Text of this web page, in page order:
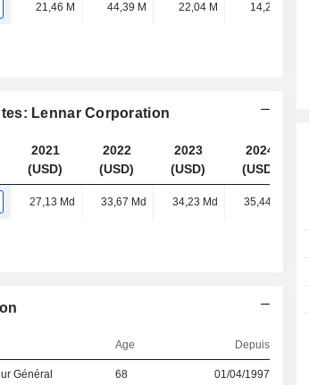
21,46 M 44,39 M 22,04 M 14,23 M
Lennar Corporation
2021
(USD)
2022
(USD)
2023
(USD)
2024
(USD)
27,13 Md 33,67 Md 34,23 Md 35,44 Md
Age Depuis
Général 68 01/04/1997